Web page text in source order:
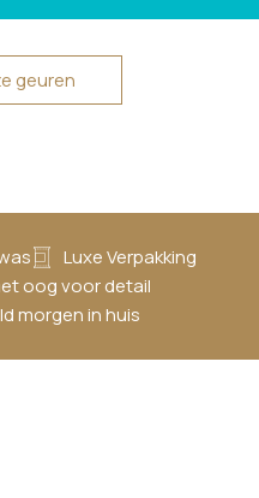
geuren
Luxe Verpakking
oog voor detail
morgen in huis